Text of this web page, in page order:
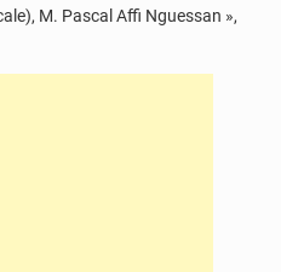
M. Pascal Affi Nguessan »,